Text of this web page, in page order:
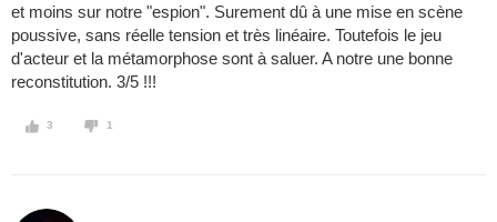
et moins sur notre "espion". Surement dû à une mise en scène
poussive, sans réelle tension et très linéaire. Toutefois le jeu
d'acteur et la métamorphose sont à saluer. A notre une bonne
reconstitution. 3/5 !!!
3 1